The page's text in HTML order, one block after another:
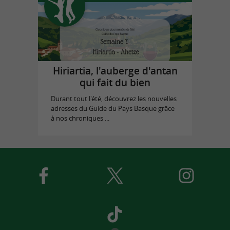
Hiriartia, l'auberge d'antan
qui fait du bien
Durant tout l'été, découvrez les nouvelles
adresses du Guide du Pays Basque grâce
à nos chroniques ...